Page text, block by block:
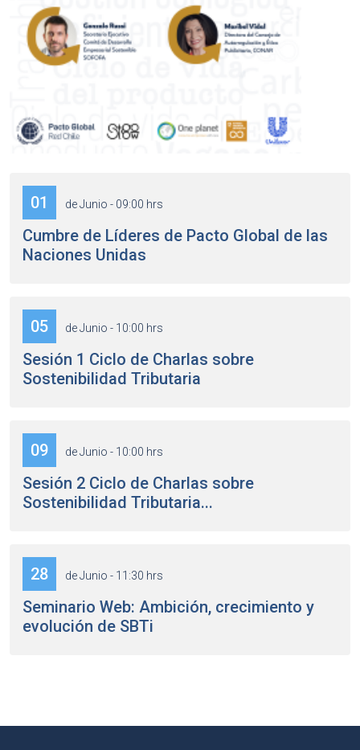
01 de Junio - 09:00 hrs
Cumbre de Líderes de Pacto Global de las
Naciones Unidas
05 de Junio - 10:00 hrs
Sesión 1 Ciclo de Charlas sobre
Sostenibilidad Tributaria
09 de Junio - 10:00 hrs
Sesión 2 Ciclo de Charlas sobre
Sostenibilidad Tributaria...
28 de Junio - 11:30 hrs
Seminario Web: Ambición, crecimiento y
evolución de SBTi